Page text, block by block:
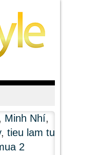
Minh Nhí,
, tieu lam tu
2